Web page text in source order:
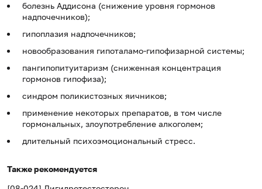
болезнь Аддисона (снижение уровня гормонов
надпочечников);
гипоплазия надпочечников;
новообразования гипоталамо-гипофизарной системы;
пангипопитуитаризм (сниженная концентрация
гормонов гипофиза);
синдром поликистозных яичников;
применение некоторых препаратов, в том числе
гормональных, злоупотребление алкоголем;
длительный психоэмоциональный стресс.
Также рекомендуется